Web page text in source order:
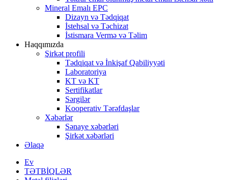
Mineral Emalı EPC
Dizayn və Tədqiqat
İstehsal və Təchizat
İstismara Vermə və Təlim
Haqqımızda
Şirkət profili
Tədqiqat və İnkişaf Qabiliyyəti
Laboratoriya
KT və KT
Sertifikatlar
Sərgilər
Kooperativ Tərəfdaşlar
Xəbərlər
Sənaye xəbərləri
Şirkət xəbərləri
Əlaqə
Ev
TƏTBİQLƏR